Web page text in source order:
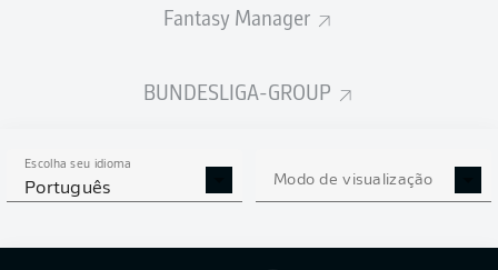
Fantasy Manager
BUNDESLIGA-GROUP
Escolha seu idioma
Português Modo de visualização
ESTATÍSTICAS DA
TEMPORADA 2025/2026